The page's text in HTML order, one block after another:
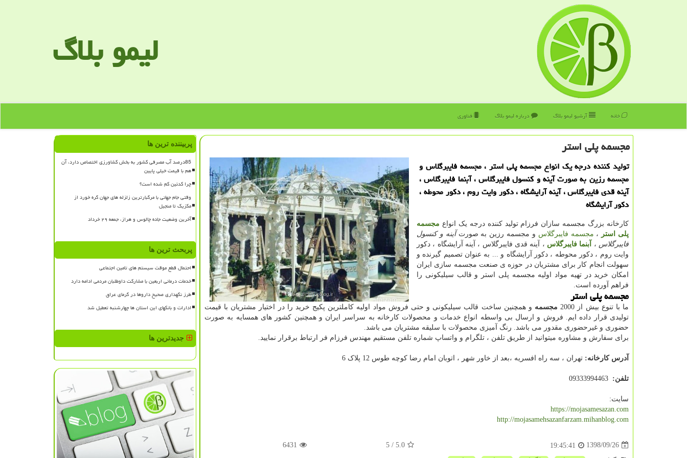
لیمو بلاگ
خانه آرشیو لیمو بلاگ درباره لیمو بلاگ فناوری
مجسمه پلی استر
تولید كننده درجه یك انواع مجسمه پلی استر ، مجسمه فایبرگلاس و
مجسمه رزین به صورت آینه و كنسول فایبرگلاس ، آبنما فایبرگلاس ،
آینه قدی فایبرگلاس ، آینه آرایشگاه ، دكور وایت روم ، دكور محوطه ،
دكور آرایشگاه
کارخانه بزرگ مجسمه سازان فرزام تولید کننده درجه یک انواع مجسمه
پلی استر
، مجسمه فایبرگلاس و مجسمه رزین به صورتآینه و کنسول
فایبرگلاس ، آبنما فایبرگلاس ، آینه قدی فایبرگلاس ، آینه آرایشگاه ، دکور
وایت روم ، دکور محوطه ، دکور آرایشگاه و ... به عنوان تصمیم گیرنده و
سهولت انجام کار برای مشتریان در حوزه ی صنعت مجسمه سازی ایران
امکان خرید در تهیه مواد اولیه مجسمه پلی استر و قالب سیلیکونی را
فراهم آورده است.
مجسمه پلی استر
ما با تنوع بیش از 2000 مجسمه و همچنین ساخت قالب سیلیکونی و حتی فروش مواد اولیه کاملترین پکیج خرید را در اختیار مشتریان با قیمت
تولیدی قرار داده ایم. فروش و ارسال بی واسطه انواع خدمات و محصولات کارخانه به سراسر ایران و همچنین کشور های همسایه به صورت
حضوری و غیرحضوری مقدور می باشد. رنگ آمیزی محصولات با سلیقه مشتریان می باشد.
برای سفارش و مشاوره میتوانید از طریق تلفن ، تلگرام و واتساپ شماره تلفن مستقیم مهندس فرزام فر ارتباط برقرار نمایید.
آدرس کارخانه: تهران ، سه راه افسریه ،بعد از خاور شهر ، اتوبان امام رضا کوچه طوس 12 پلاک 6
تلفن:
سایت:
https://mojasamesazan.com
http://mojasamehsazanfarzam.mihanblog.com
1398/09/26
19:45:41
5.0
/ 5
6431
پربیننده ترین ها
85درصد آب مصرفی کشور به بخش کشاورزی اختصاص دارد، آن
هم با قیمت خیلی پایین
چرا کدئین کم شده است؟
وقتی جام جهانی با مرگبارترین زلزله های جهان گره خورد از
مکزیک تا منجیل
آخرین وضعیت جاده چالوس و هراز، جمعه ۲۹ خرداد
پربحث ترین ها
احتمال قطع موقت سیستم های تامین اجتماعی
خدمات درمانی اربعین با مشارکت داوطلبان مردمی ادامه دارد
طرز نگهداری صحیح داروها در گرمای عراق
ادارات و بانکهای این استان ها چهارشنبه تعطیل شد
جدیدترین ها